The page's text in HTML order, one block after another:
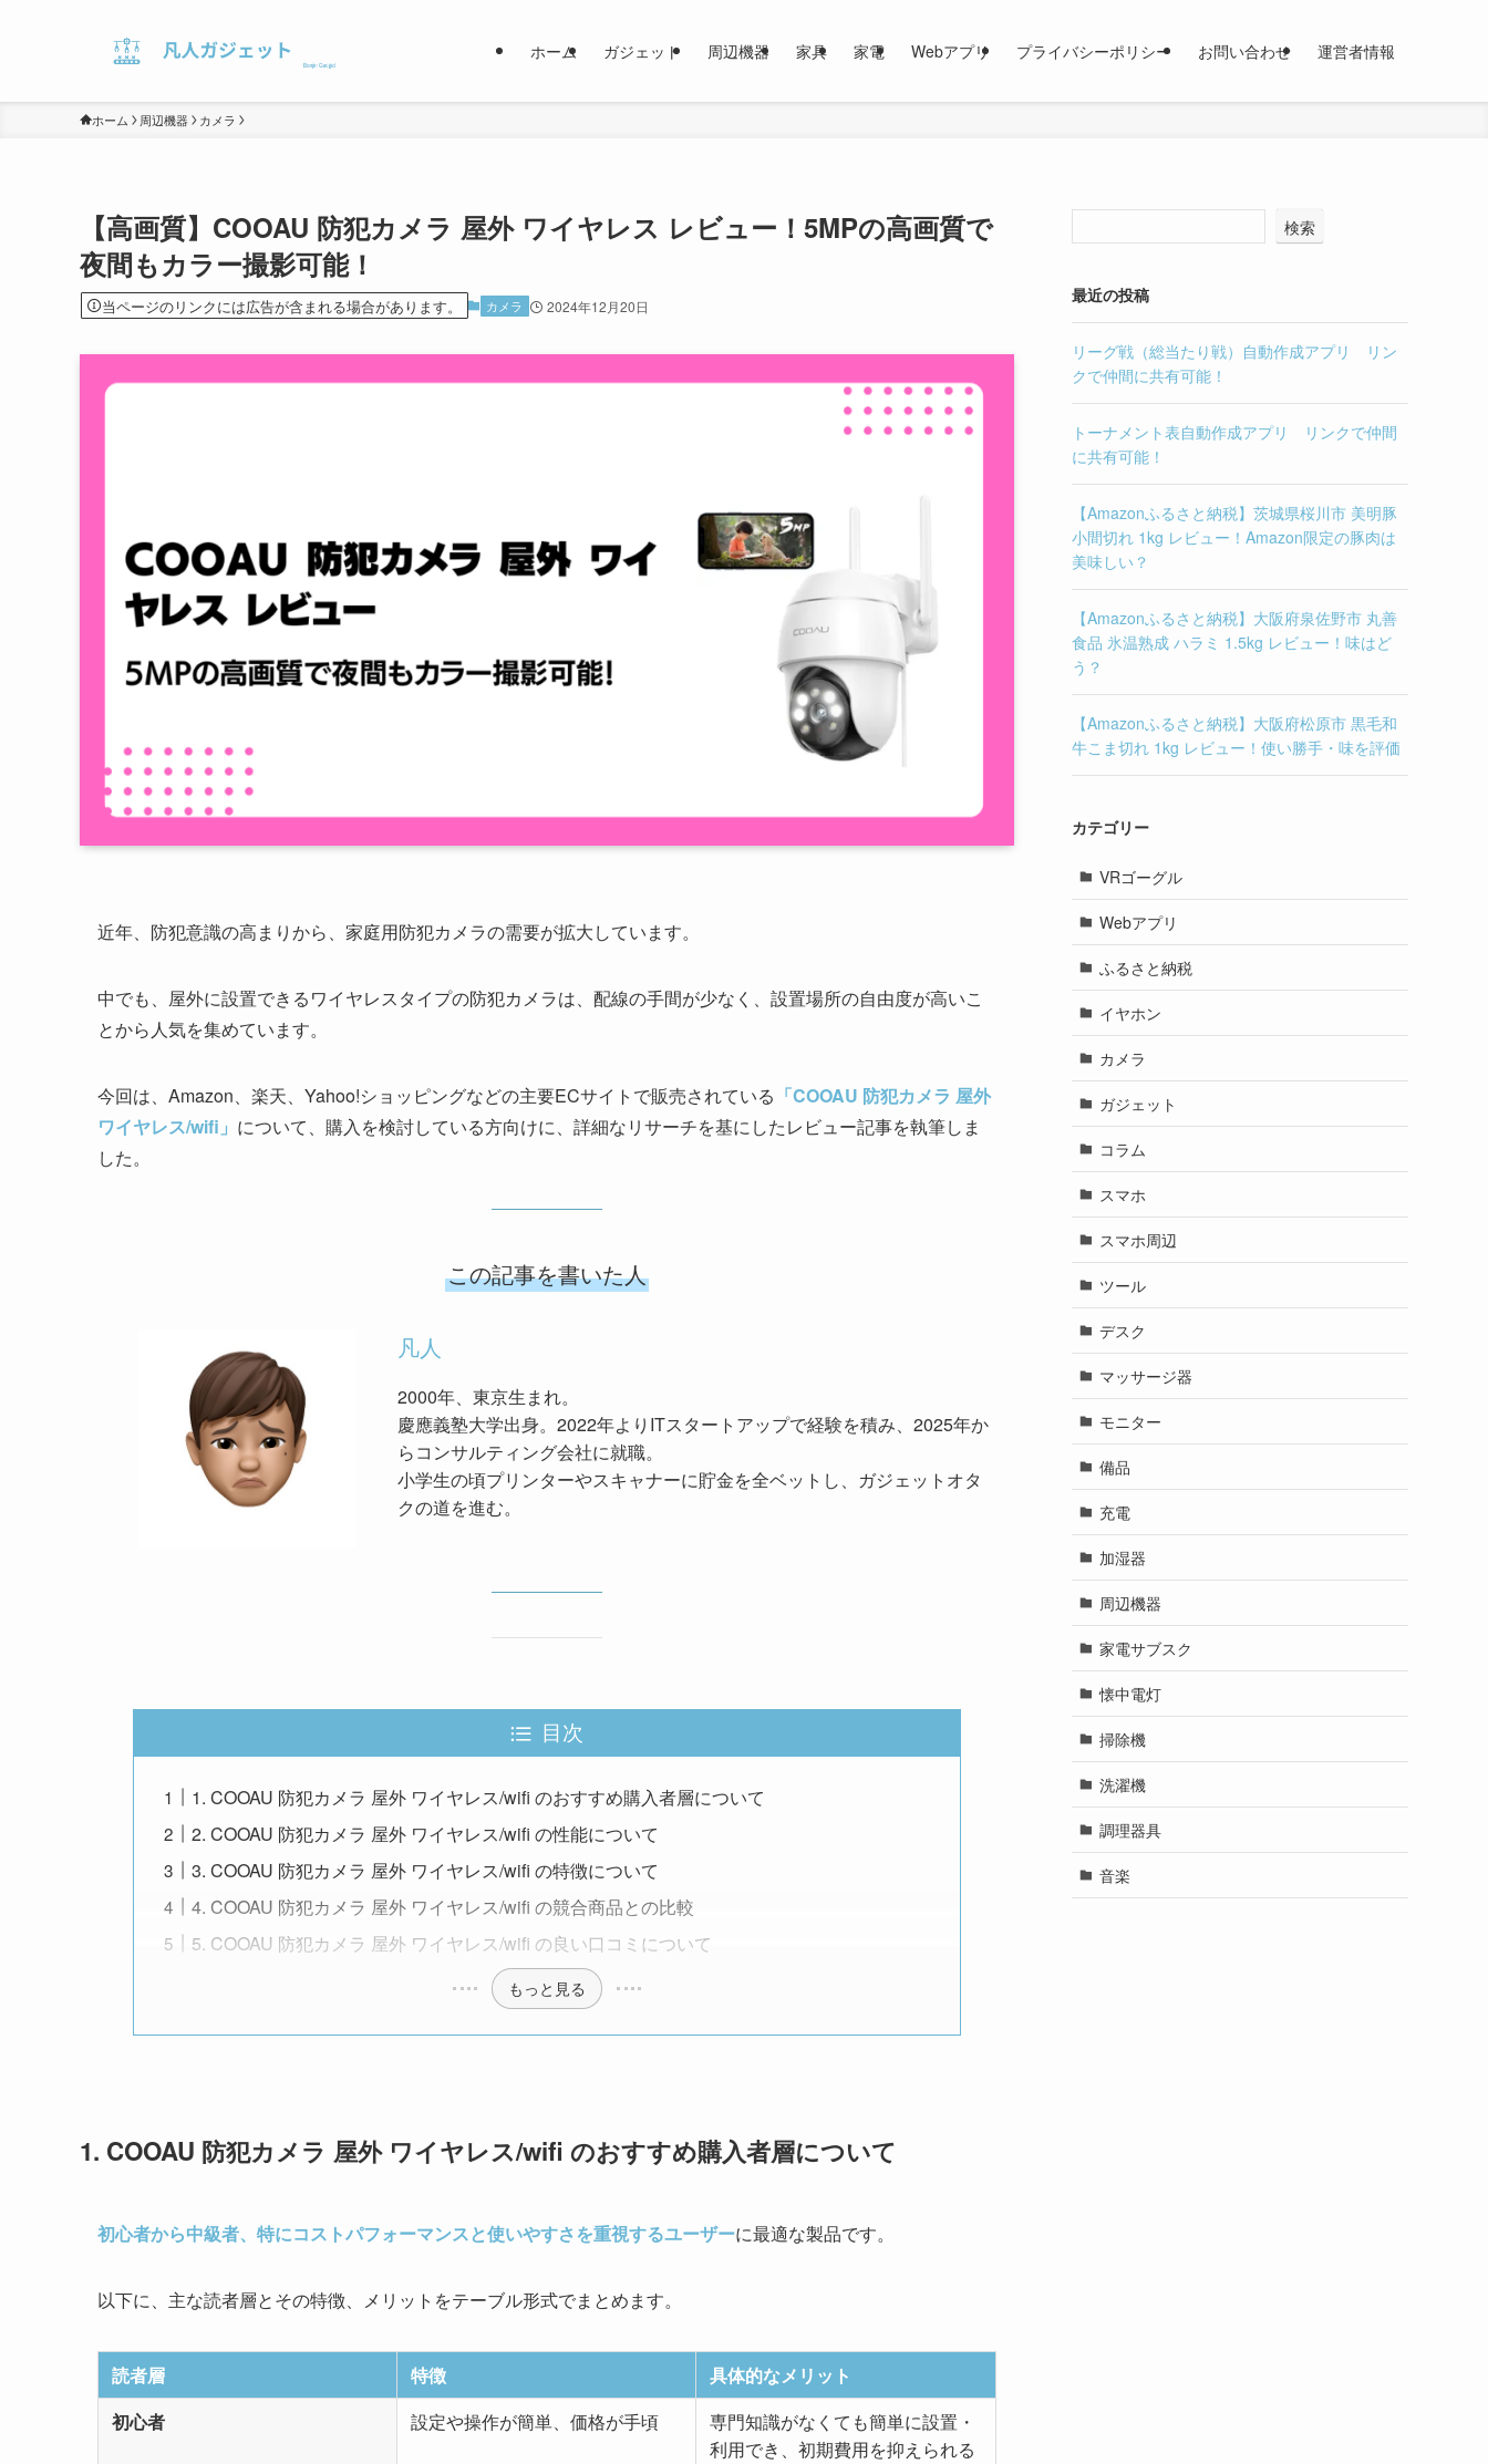
ホーム ガジェット 周辺機器 家具 家電 Webアプリ プライバシーポリシー お問い合わせ 運営者情報
ホーム 周辺機器 カメラ
【高画質】COOAU 防犯カメラ 屋外 ワイヤレス レビュー！5MPの高画質で
夜間もカラー撮影可能！
当ページのリンクには広告が含まれる場合があります。 カメラ 2024年12月20日
近年、防犯意識の高まりから、家庭用防犯カメラの需要が拡大しています。
中でも、屋外に設置できるワイヤレスタイプの防犯カメラは、配線の手間が少なく、設置場所の自由度が高いこ
とから人気を集めています。
今回は、Amazon、楽天、Yahoo!ショッピングなどの主要ECサイトで販売されている 「COOAU 防犯カメラ 屋外
ワイヤレス/wifi」 について、購入を検討している方向けに、詳細なリサーチを基にしたレビュー記事を執筆しま
した。
この記事を書いた人
凡人
2000年、東京生まれ。
慶應義塾大学出身。2022年よりITスタートアップで経験を積み、2025年か
らコンサルティング会社に就職。
小学生の頃プリンターやスキャナーに貯金を全ベットし、ガジェットオタ
クの道を進む。
目次
1. COOAU 防犯カメラ 屋外 ワイヤレス/wifi のおすすめ購入者層について
2. COOAU 防犯カメラ 屋外 ワイヤレス/wifi の性能について
3. COOAU 防犯カメラ 屋外 ワイヤレス/wifi の特徴について
4. COOAU 防犯カメラ 屋外 ワイヤレス/wifi の競合商品との比較
5. COOAU 防犯カメラ 屋外 ワイヤレス/wifi の良い口コミについて
もっと見る
1. COOAU 防犯カメラ 屋外 ワイヤレス/wifi のおすすめ購入者層について
初心者から中級者、特にコストパフォーマンスと使いやすさを重視するユーザーに最適な製品です。
以下に、主な読者層とその特徴、メリットをテーブル形式でまとめます。
読者層 特徴
具体的なメリット
初心者
設定や操作が簡単、価格が手頃
専門知識がなくても簡単に設置・
利用でき、初期費用を抑えられる
検索
最近の投稿
リーグ戦（総当たり戦）自動作成アプリ リン
クで仲間に共有可能！
トーナメント表自動作成アプリ リンクで仲間
に共有可能！
【Amazonふるさと納税】茨城県桜川市 美明豚
小間切れ 1kg レビュー！Amazon限定の豚肉は
美味しい？
【Amazonふるさと納税】大阪府泉佐野市 丸善
食品 氷温熟成 ハラミ 1.5kg レビュー！味はど
う？
【Amazonふるさと納税】大阪府松原市 黒毛和
牛こま切れ 1kg レビュー！使い勝手・味を評価
カテゴリー
VRゴーグル
Webアプリ
ふるさと納税
イヤホン
カメラ
ガジェット
コラム
スマホ
スマホ周辺
ツール
デスク
マッサージ器
モニター
備品
充電
加湿器
周辺機器
家電サブスク
懐中電灯
掃除機
洗濯機
調理器具
音楽